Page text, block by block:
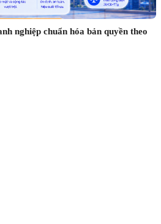
nghiệp chuẩn hóa bản quyền theo